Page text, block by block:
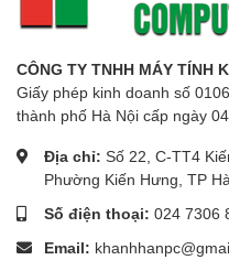
CÔNG TY TNHH MÁY TÍNH
Giấy phép kinh doanh số
thành phố Hà Nội cấp ngày
Địa chỉ: Số 22, C-TT4
Phường Kiến Hưng, TP
Số điện thoại: 024 7306
Email: